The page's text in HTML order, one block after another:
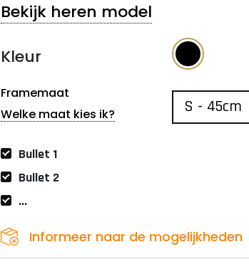
Bekijk heren model
Kleur
Framemaat
Welke maat kies ik?
Bullet 1
Bullet 2
...
Informeer naar de mogelijkheden